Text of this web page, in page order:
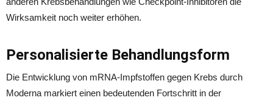
Wirksamkeit noch weiter erhöhen.
Personalisierte Behandlungsform
Die Entwicklung von mRNA-Impfstoffen gegen Krebs durch
Moderna markiert einen bedeutenden Fortschritt in der